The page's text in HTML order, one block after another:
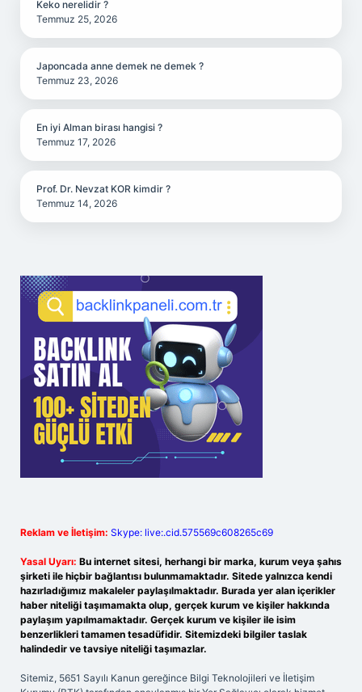
Keko nerelidir ?
Temmuz 25, 2026
Japoncada anne demek ne demek ?
Temmuz 23, 2026
En iyi Alman birası hangisi ?
Temmuz 17, 2026
Prof. Dr. Nevzat KOR kimdir ?
Temmuz 14, 2026
Reklam ve İletişim: Skype: live:.cid.575569c608265c69
Yasal Uyarı: Bu internet sitesi, herhangi bir marka, kurum veya şahıs
şirketi ile hiçbir bağlantısı bulunmamaktadır. Sitede yalnızca kendi
hazırladığımız makaleler paylaşılmaktadır. Burada yer alan içerikler
haber niteliği taşımamakta olup, gerçek kurum ve kişiler hakkında
paylaşım yapılmamaktadır. Gerçek kurum ve kişiler ile isim
benzerlikleri tamamen tesadüfidir. Sitemizdeki bilgiler taslak
halindedir ve tavsiye niteliği taşımazlar.
Sitemiz, 5651 Sayılı Kanun gereğince Bilgi Teknolojileri ve İletişim